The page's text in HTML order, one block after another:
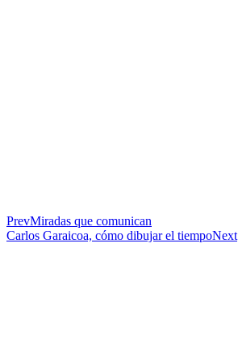
PrevMiradas que comunican
Carlos Garaicoa, cómo dibujar el tiempoNext